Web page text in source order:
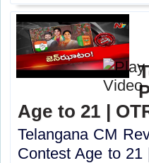
Age to 21 |
Telangana CM
Contest Age to